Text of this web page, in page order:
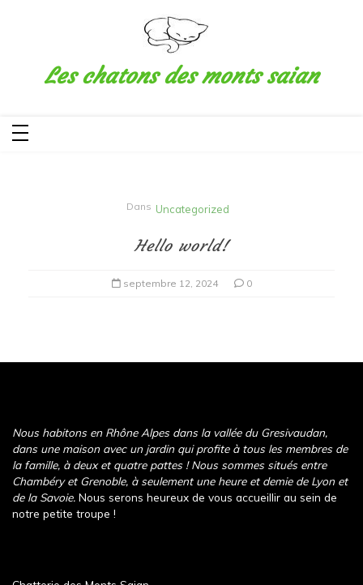
Les chatons des monts saian
Dans Uncategorized
Hello world!
septembre 12, 2024 0
Nous habitons en Rhône Alpes dans la vallée du Gresivaudan,
dans une maison avec un jardin qui profite à tous les membres de
la famille, à deux et quatre pattes ! Nous sommes situés entre
Chambéry et Grenoble, à seulement une heure et demie de Lyon et
de la Savoie. Nous serons heureux de vous accueillir au sein de
notre petite troupe !